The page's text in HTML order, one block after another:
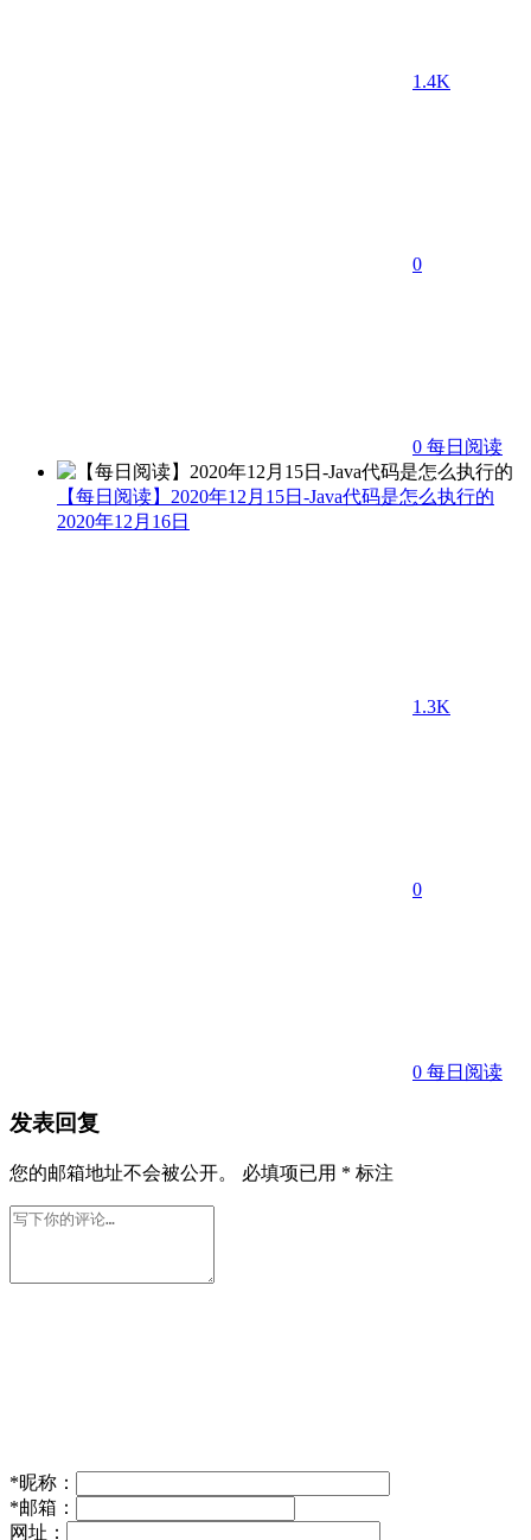
1.4K
0
0 每日阅读
【每日阅读】2020年12月15日-Java代码是怎么执行的
2020年12月16日
1.3K
0
0 每日阅读
发表回复
您的邮箱地址不会被公开。 必填项已用 * 标注
*昵称：
*邮箱：
网址：